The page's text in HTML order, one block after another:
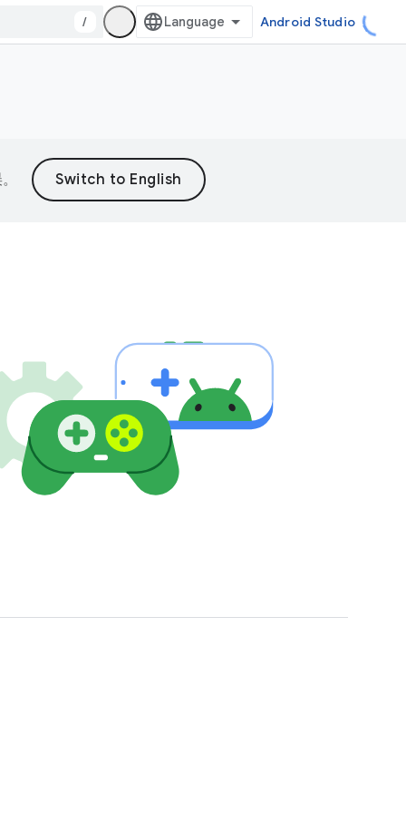
/ Android Studio